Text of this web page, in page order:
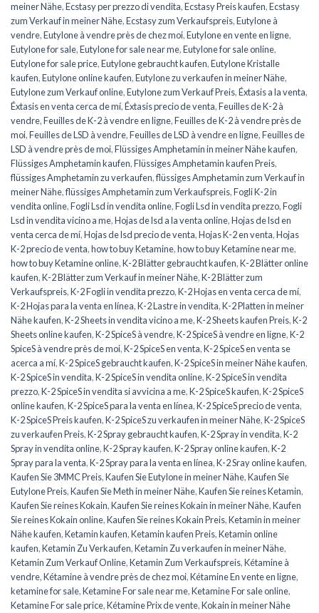
meiner Nähe,Ecstasy per prezzo di vendita,Ecstasy Preis kaufen,Ecstasy
zum Verkauf in meiner Nähe,Ecstasy zum Verkaufspreis,Eutylone à
vendre,Eutylone à vendre près de chez moi,Eutylone en vente en ligne,
Eutylone for sale,Eutylone for sale near me,Eutylone for sale online,
Eutylone for sale price,Eutylone gebraucht kaufen,Eutylone Kristalle
kaufen,Eutylone online kaufen,Eutylone zu verkaufen in meiner Nähe,
Eutylone zum Verkauf online,Eutylone zum Verkauf Preis,Éxtasis a la venta,
Éxtasis en venta cerca de mí,Éxtasis precio de venta,Feuilles de K-2 à
vendre,Feuilles de K-2 à vendre en ligne,Feuilles de K-2 à vendre près de
moi,Feuilles de LSD à vendre,Feuilles de LSD à vendre en ligne,Feuilles de
LSD à vendre près de moi,Flüssiges Amphetamin in meiner Nähe kaufen,
Flüssiges Amphetamin kaufen,Flüssiges Amphetamin kaufen Preis,
flüssiges Amphetamin zu verkaufen,flüssiges Amphetamin zum Verkauf in
meiner Nähe,flüssiges Amphetamin zum Verkaufspreis,Fogli K-2 in
vendita online,Fogli Lsd in vendita online,Fogli Lsd in vendita prezzo,Fogli
Lsd in vendita vicino a me,Hojas de lsd a la venta online,Hojas de lsd en
venta cerca de mí,Hojas de lsd precio de venta,Hojas K-2 en venta,Hojas
K-2 precio de venta,how to buy Ketamine,how to buy Ketamine near me,
how to buy Ketamine online,K-2 Blätter gebraucht kaufen,K-2 Blätter online
kaufen,K-2 Blätter zum Verkauf in meiner Nähe,K-2 Blätter zum
Verkaufspreis,K-2 Fogli in vendita prezzo,K-2 Hojas en venta cerca de mí,
K-2 Hojas para la venta en línea,K-2 Lastre in vendita,K-2 Platten in meiner
Nähe kaufen,K-2 Sheets in vendita vicino a me,K-2 Sheets kaufen Preis,K-2
Sheets online kaufen,K-2 SpiceS à vendre,K-2 SpiceS à vendre en ligne,K-2
SpiceS à vendre près de moi,K-2 SpiceS en venta,K-2 SpiceS en venta se
acerca a mí,K-2 SpiceS gebraucht kaufen,K-2 SpiceS in meiner Nähe kaufen,
K-2 SpiceS in vendita,K-2 SpiceS in vendita online,K-2 SpiceS in vendita
prezzo,K-2 SpiceS in vendita si avvicina a me,K-2 SpiceS kaufen,K-2 SpiceS
online kaufen,K-2 SpiceS para la venta en línea,K-2 SpiceS precio de venta,
K-2 SpiceS Preis kaufen,K-2 SpiceS zu verkaufen in meiner Nähe,K-2 SpiceS
zu verkaufen Preis,K-2 Spray gebraucht kaufen,K-2 Spray in vendita,K-2
Spray in vendita online,K-2 Spray kaufen,K-2 Spray online kaufen,K-2
Spray para la venta,K-2 Spray para la venta en línea,K-2 Sray online kaufen,
Kaufen Sie 3MMC Preis,Kaufen Sie Eutylone in meiner Nähe,Kaufen Sie
Eutylone Preis,Kaufen Sie Meth in meiner Nähe,Kaufen Sie reines Ketamin,
Kaufen Sie reines Kokain,Kaufen Sie reines Kokain in meiner Nähe,Kaufen
Sie reines Kokain online,Kaufen Sie reines Kokain Preis,Ketamin in meiner
Nähe kaufen,Ketamin kaufen,Ketamin kaufen Preis,Ketamin online
kaufen,Ketamin Zu Verkaufen,Ketamin Zu verkaufen in meiner Nähe,
Ketamin Zum Verkauf Online,Ketamin Zum Verkaufspreis,Kétamine à
vendre,Kétamine à vendre près de chez moi,Kétamine En vente en ligne,
ketamine for sale,Ketamine For sale near me,Ketamine For sale online,
Ketamine For sale price,Kétamine Prix de vente,Kokain in meiner Nähe